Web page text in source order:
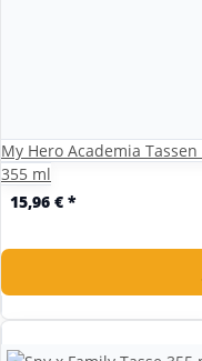
My Hero Academia
355 ml
15,96 € *